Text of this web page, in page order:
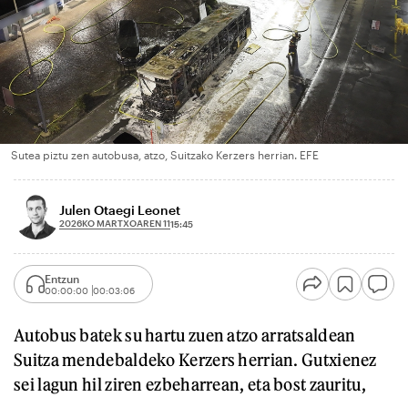
Sutea piztu zen autobusa, atzo, Suitzako Kerzers herrian. EFE
Julen Otaegi Leonet
2026KO MARTXOAREN 1115:45
Entzun
00:00:00 00:03:06
Autobus batek su hartu zuen atzo arratsaldean
Suitza mendebaldeko Kerzers herrian. Gutxienez
sei lagun hil ziren ezbeharrean, eta bost zauritu,